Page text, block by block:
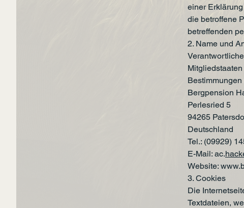
einer
die betroffene
betreffenden
2. Name und
Bergpension
Perlesried 5
94265
Deutschland
Tel.: (09929)
E-Mail: ac.
Website:
3. Cookies
Die
Textdateien,